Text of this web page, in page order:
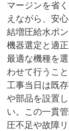
マージンを省
えながら、安
結増圧給水ポ
機器選定と適
最適な機種を
わせて行うこ
工事当日は既
や部品を設置
い。この一貫
圧不足や故障